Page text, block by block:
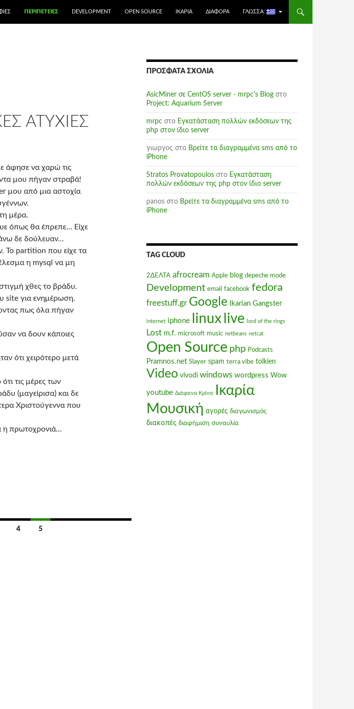
ΠΕΡΙΠΈΤΕΙΕΣ DEVELOPMENT OPEN SOURCE ΙΚΑΡΊΑ ΔΙΆΦΟΡΑ ΓΛΏΣΣΑ:
ΑΤΥΧΊΕΣ
άφησε να χαρώ τις
μου πήγαν στραβά!
μου από μια αστοχία
μέρα.
όπως θα έπρεπε… Είχε
δε δούλευαν…
Το partition που είχε τα
η mysql να μη
χθες το βράδυ.
site για ενημέρωση.
πως όλα πήγαν
να δουν κάποιες
ότι χειρότερο μετά
τις μέρες των
(μαγείρισα) και δε
Χριστούγεννα που
η πρωτοχρονιά…
4 5
ΠΡΌΣΦΑΤΑ ΣΧΌΛΙΑ
AsicMiner σε CentOS server - mrpc's Blog στο
Project: Aquarium Server
mrpc στο Εγκατάσταση πολλών εκδόσεων της
php στον ίδιο server
γιωργος στο Βρείτε τα διαγραμμένα sms από το
iPhone
Stratos Provatopoulos στο Εγκατάσταση
πολλών εκδόσεων της php στον ίδιο server
panos στο Βρείτε τα διαγραμμένα sms από το
iPhone
TAG CLOUD
2ΔΕΛΤΑ afrocream Apple blog depeche mode
Development email facebook fedora
freestuff.gr Google Ikarian Gangster
internet iphone linux live lord of the rings
Lost m.f. microsoft music netbeans netcat
Open Source php Podcasts
Pramnos.net Slayer spam terra vibe tolkien
Video vivodi windows wordpress Wow
youtube Διάφανα Κρίνα Ικαρία
Μουσική αγορές διαγωνισμός
διακοπές διαφήμιση συναυλία